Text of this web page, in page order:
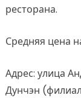
ресторана.
Средняя цена
Адрес: улица
Дунчэн